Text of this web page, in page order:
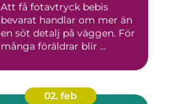
Att få fotavtryck bebis
bevarat handlar om mer än
en söt detalj på väggen. För
många föräldrar blir ...
02. feb